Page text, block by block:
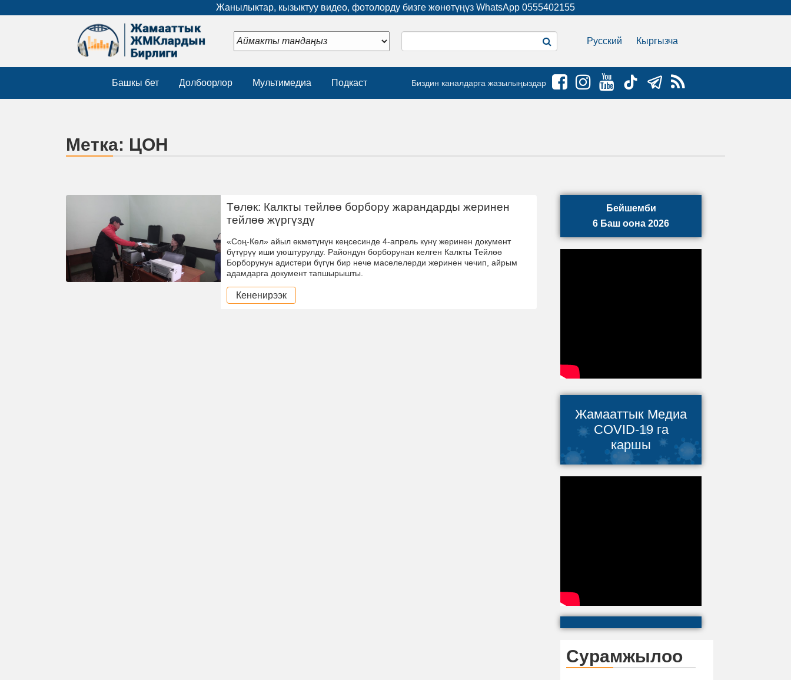
Жанылыктар, кызыктуу видео, фотолорду бизге жөнөтүңүз WhatsApp 0555402155
Русский Кыргызча
Башкы бет Долбоорлор Мультимедиа Подкаст Биздин каналдарга жазылыңыздар
Метка: ЦОН
Төлөк: Калкты тейлөө борбору жарандарды жеринен
тейлөө жүргүздү
«Соң-Көл» айыл өкмөтүнүн кеңсесинде 4-апрель күнү жеринен документ
бүтүрүү иши уюштурулду. Райондун борборунан келген Калкты Тейлөө
Борборунун адистери бүгүн бир нече маселелерди жеринен чечип, айрым
адамдарга документ тапшырышты.
Кененирээк
Бейшемби
6 Баш оона 2026
Жамааттык Медиа
COVID-19 га
каршы
Сурамжылоо